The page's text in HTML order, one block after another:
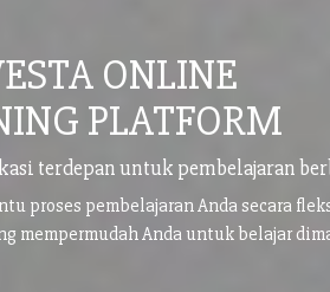
ONLINE
PLATFORM
terdepan untuk pembelajaran
proses pembelajaran Anda secara
mempermudah Anda untuk belajar